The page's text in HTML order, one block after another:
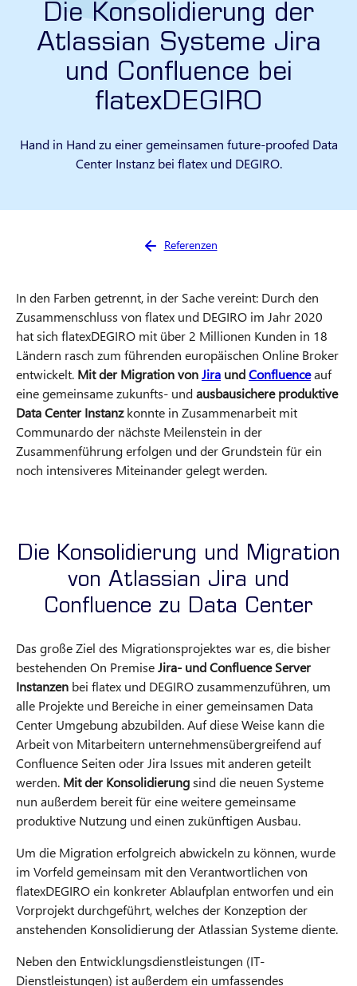
Die Konsolidierung der
Atlassian Systeme Jira
und Confluence bei
flatexDEGIRO
Hand in Hand zu einer gemeinsamen future-proofed Data
Center Instanz bei flatex und DEGIRO.
Sie sind hier:
Referenzen
In den Farben getrennt, in der Sache vereint: Durch den
Zusammenschluss von flatex und DEGIRO im Jahr 2020
hat sich flatexDEGIRO mit über 2 Millionen Kunden in 18
Ländern rasch zum führenden europäischen Online Broker
entwickelt. Mit der Migration vonJira undConfluenceauf
eine gemeinsame zukunfts- undausbausichere produktive
Data Center Instanzkonnte in Zusammenarbeit mit
Communardo der nächste Meilenstein in der
Zusammenführung erfolgen und der Grundstein für ein
noch intensiveres Miteinander gelegt werden.
Die Konsolidierung und Migration
von Atlassian Jira und
Confluence zu Data Center
Das große Ziel des Migrationsprojektes war es, die bisher
bestehenden On PremiseJira- und Confluence Server
Instanzen bei flatex und DEGIRO zusammenzuführen, um
alle Projekte und Bereiche in einer gemeinsamen Data
Center Umgebung abzubilden. Auf diese Weise kann die
Arbeit von Mitarbeitern unternehmensübergreifend auf
Confluence Seiten oder Jira Issues mit anderen geteilt
werden. Mit der Konsolidierungsind die neuen Systeme
nun außerdem bereit für eine weitere gemeinsame
produktive Nutzung und einen zukünftigen Ausbau.
Um die Migration erfolgreich abwickeln zu können, wurde
im Vorfeld gemeinsam mit den Verantwortlichen von
flatexDEGIRO ein konkreter Ablaufplan entworfen und ein
Vorprojekt durchgeführt, welches der Konzeption der
anstehenden Konsolidierung der Atlassian Systeme diente.
Neben den Entwicklungsdienstleistungen (IT-
Dienstleistungen) ist außerdem ein umfassendes